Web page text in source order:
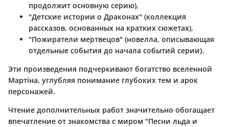
продолжит основную серию),
"Детские истории о Драконах" (коллекция
рассказов, основанных на кратких сюжетах),
"Пожиратели мертвецов" (новелла, описывающая
отдельные события до начала событий серии).
Эти произведения подчеркивают богатство вселенной
Мартіна, углубляя понимание глубоких тем и арок
персонажей.
Чтение дополнительных работ значительно обогащает
впечатление от знакомства с миром "Песни льда и